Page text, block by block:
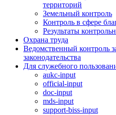
территорий
Земельный контроль
Контроль в сфере
Результаты
Охрана труда
Ведомственный контроль
законодательства
Для служебного
aukc-input
official-input
doc-input
mds-input
support-biss-input